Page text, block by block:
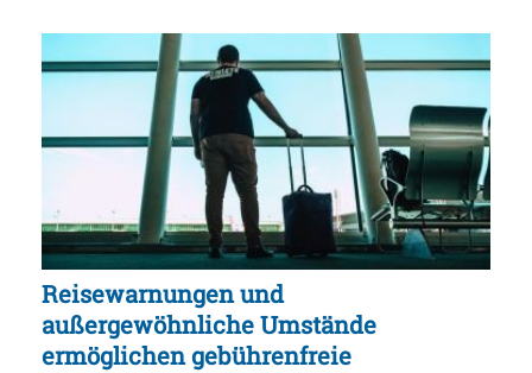
Reisewarnungen und
außergewöhnliche Umstände
ermöglichen gebührenfreie